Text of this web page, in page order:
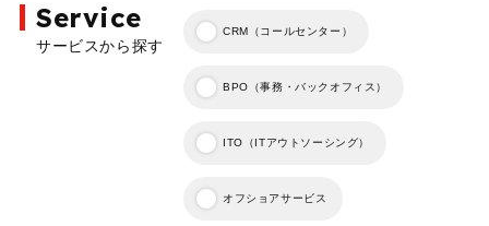
Service
サービスから探す
CRM（コールセンター）
BPO（事務・バックオフィス）
ITO（ITアウトソーシング）
オフショアサービス